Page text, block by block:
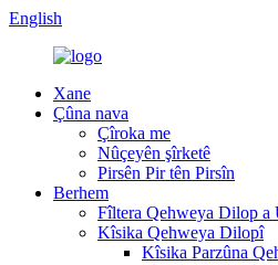
English
Xane
Çûna nava
Çîroka me
Nûçeyên şîrketê
Pirsên Pir tên Pirsîn
Berhem
Fîltera Qehweya Dilop a
Kîsika Qehweya Dilopî
Kîsika Parzûna